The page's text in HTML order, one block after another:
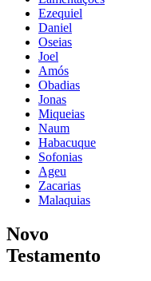
Ezequiel
Daniel
Oseias
Joel
Amós
Obadias
Jonas
Miqueias
Naum
Habacuque
Sofonias
Ageu
Zacarias
Malaquias
Novo
Testamento